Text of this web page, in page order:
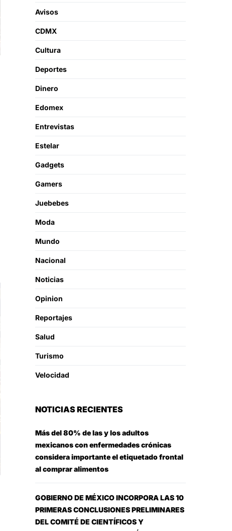
Avisos
CDMX
Cultura
Deportes
Dinero
Edomex
Entrevistas
Estelar
Gadgets
Gamers
Juebebes
Moda
Mundo
Nacional
Noticias
Opinion
Reportajes
Salud
Turismo
Velocidad
NOTICIAS RECIENTES
Más del 80% de las y los adultos
mexicanos con enfermedades crónicas
considera importante el etiquetado frontal
al comprar alimentos
GOBIERNO DE MÉXICO INCORPORA LAS 10
PRIMERAS CONCLUSIONES PRELIMINARES
DEL COMITÉ DE CIENTÍFICOS Y